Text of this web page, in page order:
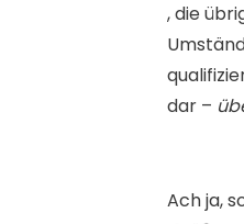
, die
dar –
Ach ja,